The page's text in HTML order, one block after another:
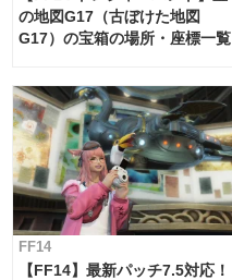
の地図G17（古ぼけた地図
G17）の宝箱の場所・座標一覧
FF14
【FF14】最新パッチ7.5対応！